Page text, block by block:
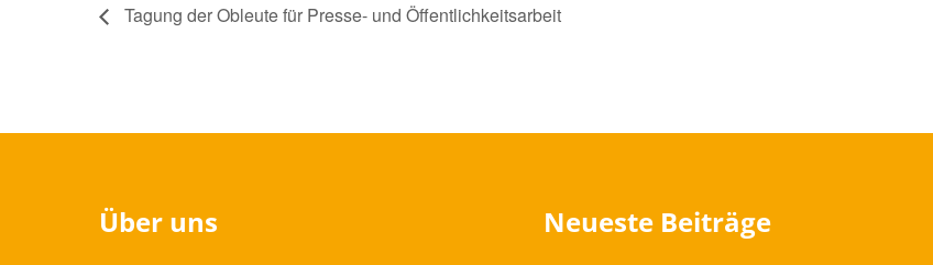
Tagung der Obleute für Presse- und Öffentlichkeitsarbeit
Über uns Neueste Beiträge